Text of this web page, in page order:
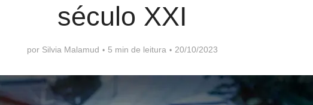
século XXI
por Silvia Malamud 5 min de leitura 20/10/2023